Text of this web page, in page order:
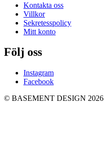
Kontakta oss
Villkor
Sekretesspolicy
Mitt konto
Följ oss
Instagram
Facebook
© BASEMENT DESIGN 2026